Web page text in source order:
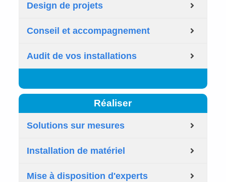
Design de projets
Conseil et accompagnement
Audit de vos installations
Réaliser
Solutions sur mesures
Installation de matériel
Mise à disposition d'experts